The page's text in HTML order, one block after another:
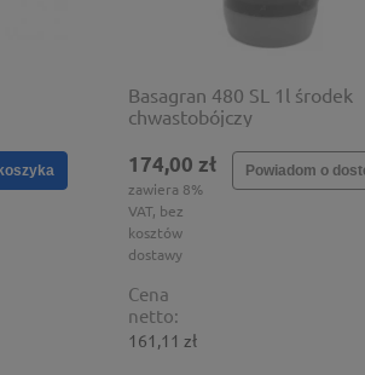
Basagran 480 SL 1l środek
chwastobójczy
174,00 zł
zawiera 8%
VAT, bez
kosztów
dostawy
Cena
netto:
161,11 zł
Powiadom o